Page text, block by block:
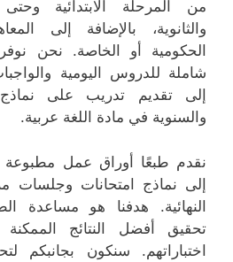
من المرحلة الابتدائية
والثانوية، بالإضافة إلى
الحكومية أو الخاصة. نحن
شاملة للدروس اليومية
إلى تقديم تدريب على نماذج
والسنوية في مادة اللغة عربية.
نقدم طبعًا أوراق عمل مطبوعة
إلى نماذج امتحانات وجلسات
النهائية. هدفنا هو مساعدة
تحقيق أفضل النتائج
اختباراتهم. سنكون بجانبكم